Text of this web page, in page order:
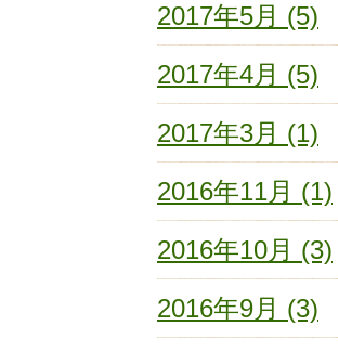
2017年5月 (5)
2017年4月 (5)
2017年3月 (1)
2016年11月 (1)
2016年10月 (3)
2016年9月 (3)